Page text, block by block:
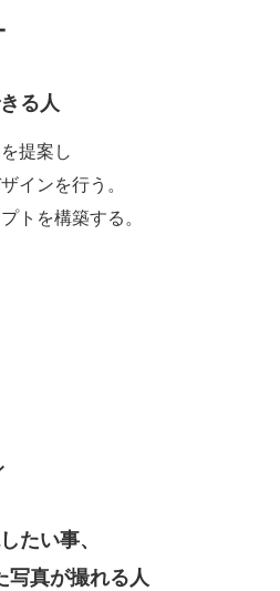
る人
提案し
インを行う。
トを構築する。
たい事、
写真が撮れる人